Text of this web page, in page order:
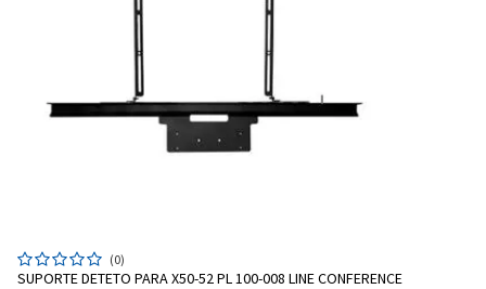
(0)
SUPORTE DETETO PARA X50-52 PL 100-008 LINE CONFERENCE